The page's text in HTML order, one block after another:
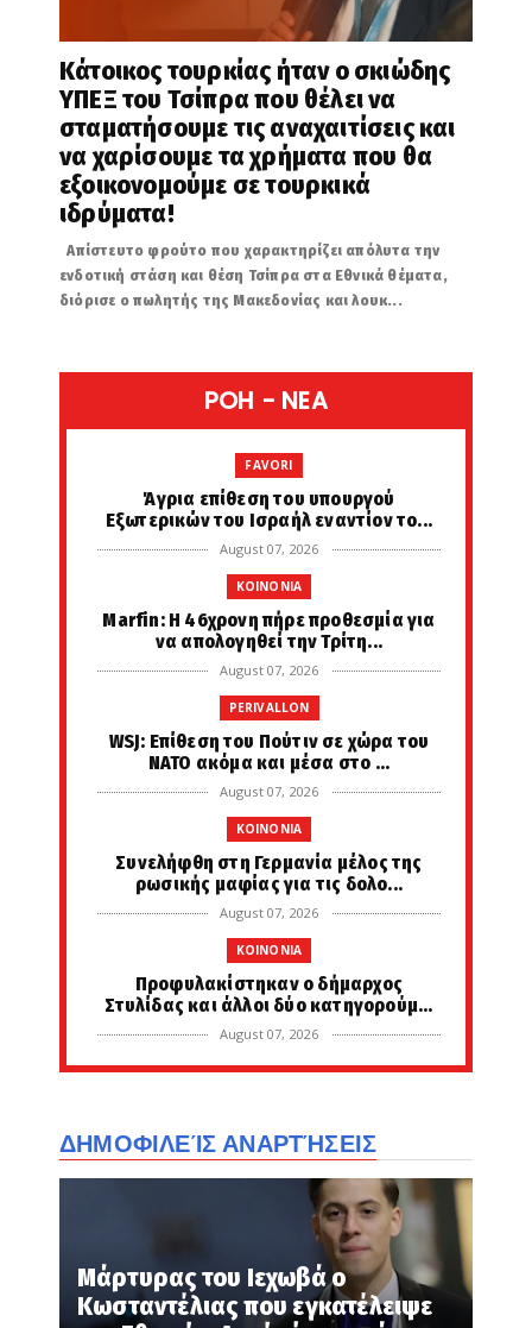
Κάτοικος τουρκίας ήταν ο σκιώδης
ΥΠΕΞ του Τσίπρα που θέλει να
σταματήσουμε τις αναχαιτίσεις και
να χαρίσουμε τα χρήματα που θα
εξοικονομούμε σε τουρκικά
ιδρύματα!
Απίστευτο φρούτο που χαρακτηρίζει απόλυτα την
ενδοτική στάση και θέση Τσίπρα στα Εθνικά θέματα,
διόρισε ο πωλητής της Μακεδονίας και λουκ...
POH - NEA
FAVORI
Άγρια επίθεση του υπουργού
Εξωτερικών του Ισραήλ εναντίον το...
August 07, 2026
KOINONIA
Marfin: Η 46χρονη πήρε προθεσμία για
να απολογηθεί την Τρίτη...
August 07, 2026
PERIVALLON
WSJ: Επίθεση του Πούτιν σε χώρα του
ΝΑΤΟ ακόμα και μέσα στο ...
August 07, 2026
KOINONIA
Συνελήφθη στη Γερμανία μέλος της
ρωσικής μαφίας για τις δολο...
August 07, 2026
KOINONIA
Προφυλακίστηκαν ο δήμαρχος
Στυλίδας και άλλοι δύο κατηγορούμ...
August 07, 2026
KOINONIA
August 07, 2026
ΑΥΤΟ ΤΟ ΞΕΡΕΤΕ; Γιατί το Άγιο Όρος
ονομάζεται και Περιβόλι τ...
August 07, 2026
ETHNIKA
ΔΗΜΟΦΙΛΕΊΣ ΑΝΑΡΤΉΣΕΙΣ
Μάρτυρας του Ιεχωβά ο
Κωσταντέλιας που εγκατέλειψε